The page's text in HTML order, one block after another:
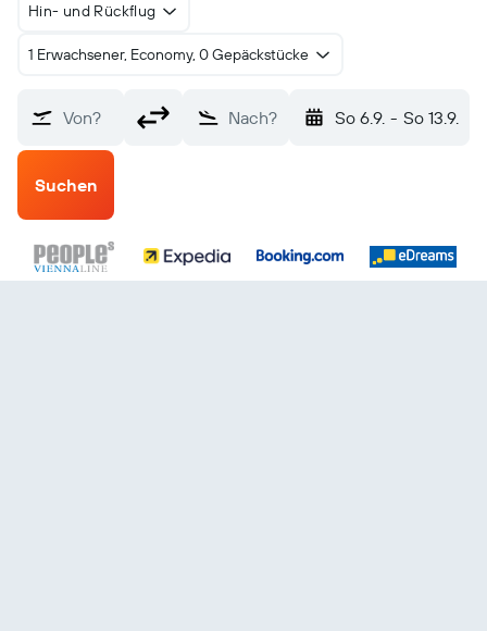
Hin- und Rückflug
1 Erwachsener, Economy, 0 Gepäckstücke
Von? Nach? So 6.9. - So 13.9.
Suchen